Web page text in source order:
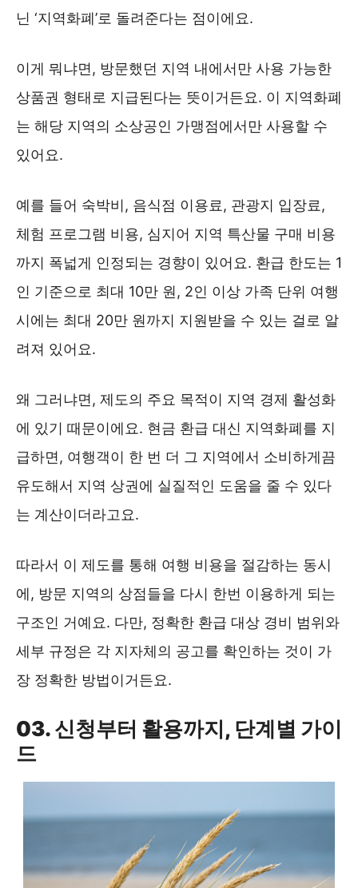
닌 ‘지역화폐’로 돌려준다는 점이에요.
이게 뭐냐면, 방문했던 지역 내에서만 사용 가능한
상품권 형태로 지급된다는 뜻이거든요. 이 지역화폐
는 해당 지역의 소상공인 가맹점에서만 사용할 수
있어요.
예를 들어 숙박비, 음식점 이용료, 관광지 입장료,
체험 프로그램 비용, 심지어 지역 특산물 구매 비용
까지 폭넓게 인정되는 경향이 있어요. 환급 한도는 1
인 기준으로 최대 10만 원, 2인 이상 가족 단위 여행
시에는 최대 20만 원까지 지원받을 수 있는 걸로 알
려져 있어요.
왜 그러냐면, 제도의 주요 목적이 지역 경제 활성화
에 있기 때문이에요. 현금 환급 대신 지역화폐를 지
급하면, 여행객이 한 번 더 그 지역에서 소비하게끔
유도해서 지역 상권에 실질적인 도움을 줄 수 있다
는 계산이더라고요.
따라서 이 제도를 통해 여행 비용을 절감하는 동시
에, 방문 지역의 상점들을 다시 한번 이용하게 되는
구조인 거예요. 다만, 정확한 환급 대상 경비 범위와
세부 규정은 각 지자체의 공고를 확인하는 것이 가
장 정확한 방법이거든요.
03. 신청부터 활용까지, 단계별 가이
드